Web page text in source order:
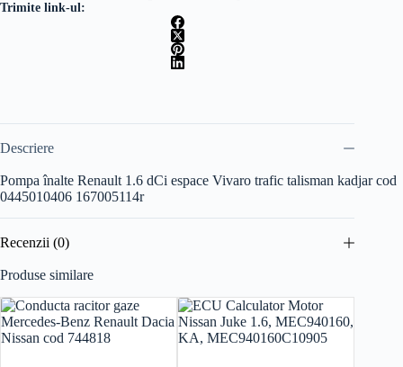
Trimite link-ul:
Descriere
Pompa înalte Renault 1.6 dCi espace Vivaro trafic talisman kadjar cod
0445010406 167005114r
Recenzii (0)
Produse similare